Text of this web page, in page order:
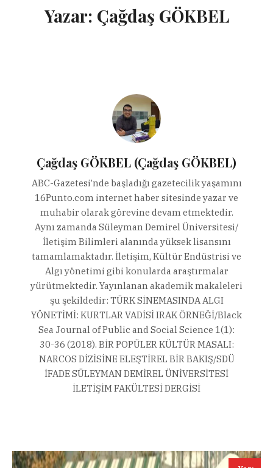
Yazar: Çağdaş GÖKBEL
Çağdaş GÖKBEL (Çağdaş GÖKBEL)
ABC-Gazetesi’nde başladığı gazetecilik yaşamını
16Punto.com internet haber sitesinde yazar ve
muhabir olarak görevine devam etmektedir.
Aynı zamanda Süleyman Demirel Üniversitesi/
İletişim Bilimleri alanında yüksek lisansını
tamamlamaktadır. İletişim, Kültür Endüstrisi ve
Algı yönetimi gibi konularda araştırmalar
yürütmektedir. Yayınlanan akademik makaleleri
şu şekildedir: TÜRK SİNEMASINDA ALGI
YÖNETİMİ: KURTLAR VADİSİ IRAK ÖRNEĞİ/Black
Sea Journal of Public and Social Science 1(1):
30-36 (2018). BİR POPÜLER KÜLTÜR MASALI:
NARCOS DİZİSİNE ELEŞTİREL BİR BAKIŞ/SDÜ
İFADE SÜLEYMAN DEMİREL ÜNİVERSİTESİ
İLETİŞİM FAKÜLTESİ DERGİSİ